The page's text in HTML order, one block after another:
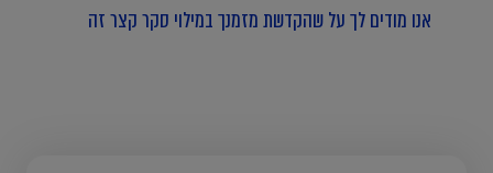
אנו מודים לך על שהקדשת מזמנך במילוי סקר קצר זה